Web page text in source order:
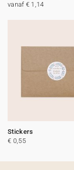
vanaf € 1,14
Stickers
€ 0,55